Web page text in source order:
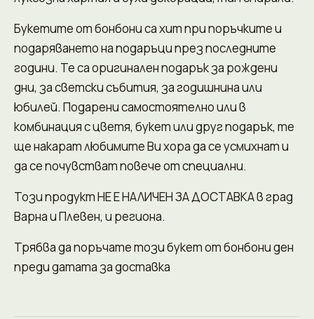
Букетите от бонбони са хит при поръчките и
подаряването на подаръци през последните
години. Те са оригинален подарък за рождени
дни, за светски събития, за годишнина или
юбилей. Подарени самостоятелно или в
комбинация с цветя, букет или друг подарък, те
ще накарат любимите Ви хора да се усмихнат и
да се почувстват повече от специални.
Този продукт НЕ Е НАЛИЧЕН ЗА ДОСТАВКА в град
Варна и Плевен, и региона.
Трябва да поръчате този букет от бонбони ден
преди датата за доставка